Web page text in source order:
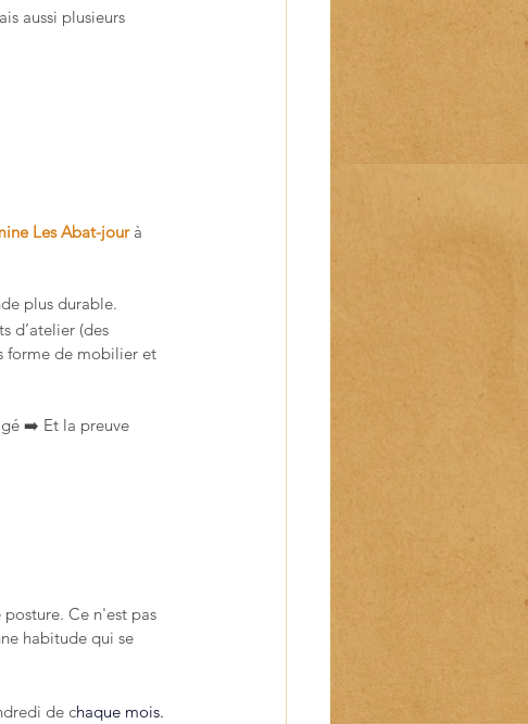
aussi plusieurs
Les Abat-jour à
plus durable.
d’atelier (des
forme de mobilier et
➡️ Et la preuve
Ce n'est pas
habitude qui se
de chaque mois.